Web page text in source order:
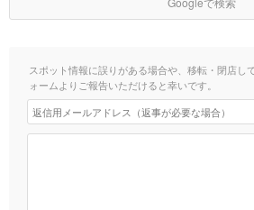
スポット情報に誤りがある場合や、移転・閉店し
ォームよりご報告いただけると幸いです。